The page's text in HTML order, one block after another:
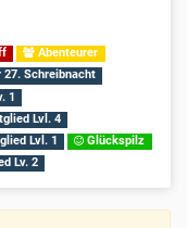
Abenteurer
Schreibnacht
1
Lvl. 4
Lvl. 1
Glückspilz
Lv. 2